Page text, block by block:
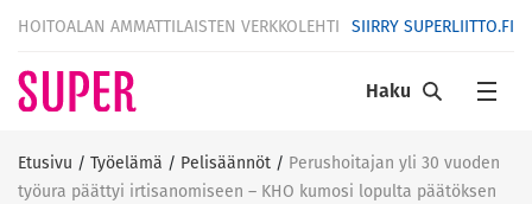
HOITOALAN AMMATTILAISTEN VERKKOLEHTI SIIRRY SUPERLIITTO.FI
Haku
Etusivu / Työelämä / Pelisäännöt / Perushoitajan yli 30 vuoden
työura päättyi irtisanomiseen – KHO kumosi lopulta päätöksen